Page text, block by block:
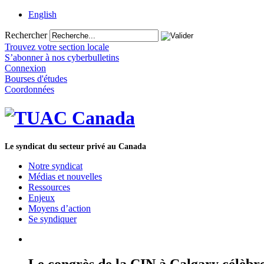
English
Rechercher
Trouvez votre section locale
S’abonner à nos cyberbulletins
Connexion
Bourses d'études
Coordonnées
Le syndicat du secteur privé au Canada
Notre syndicat
Médias et nouvelles
Ressources
Enjeux
Moyens d’action
Se syndiquer